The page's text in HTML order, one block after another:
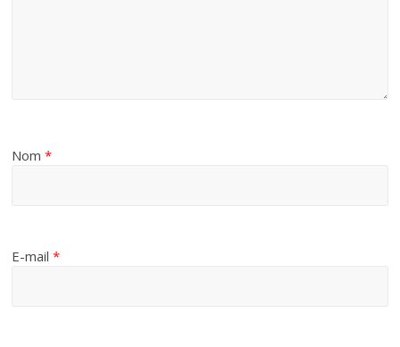
Nom*
E-mail*